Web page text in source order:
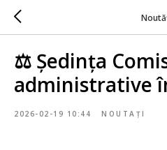
⚖️ Ședința
administrative
2026-02-19 10:44 NOUTAȚI